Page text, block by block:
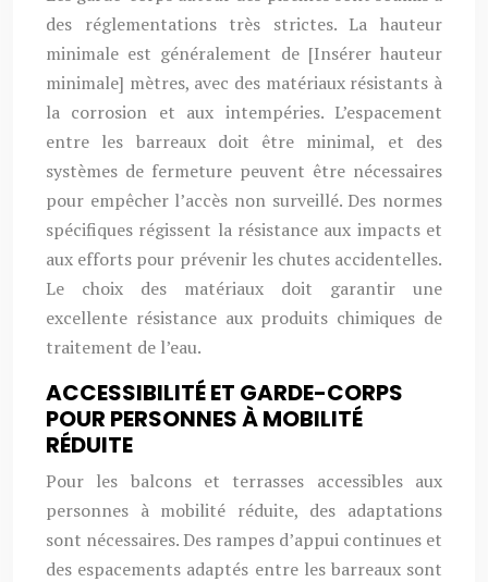
des réglementations très strictes. La hauteur
minimale est généralement de [Insérer hauteur
minimale] mètres, avec des matériaux résistants à
la corrosion et aux intempéries. L’espacement
entre les barreaux doit être minimal, et des
systèmes de fermeture peuvent être nécessaires
pour empêcher l’accès non surveillé. Des normes
spécifiques régissent la résistance aux impacts et
aux efforts pour prévenir les chutes accidentelles.
Le choix des matériaux doit garantir une
excellente résistance aux produits chimiques de
traitement de l’eau.
ACCESSIBILITÉ ET GARDE-CORPS
POUR PERSONNES À MOBILITÉ
RÉDUITE
Pour les balcons et terrasses accessibles aux
personnes à mobilité réduite, des adaptations
sont nécessaires. Des rampes d’appui continues et
des espacements adaptés entre les barreaux sont